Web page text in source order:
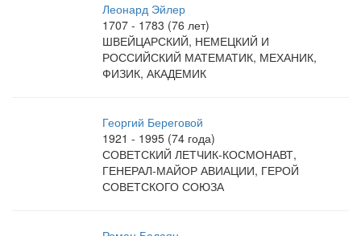
Леонард Эйлер
1707 - 1783 (76 лет)
ШВЕЙЦАРСКИЙ, НЕМЕЦКИЙ И
РОССИЙСКИЙ МАТЕМАТИК, МЕХАНИК,
ФИЗИК, АКАДЕМИК
Георгий Береговой
1921 - 1995 (74 года)
СОВЕТСКИЙ ЛЕТЧИК-КОСМОНАВТ,
ГЕНЕРАЛ-МАЙОР АВИАЦИИ, ГЕРОЙ
СОВЕТСКОГО СОЮЗА